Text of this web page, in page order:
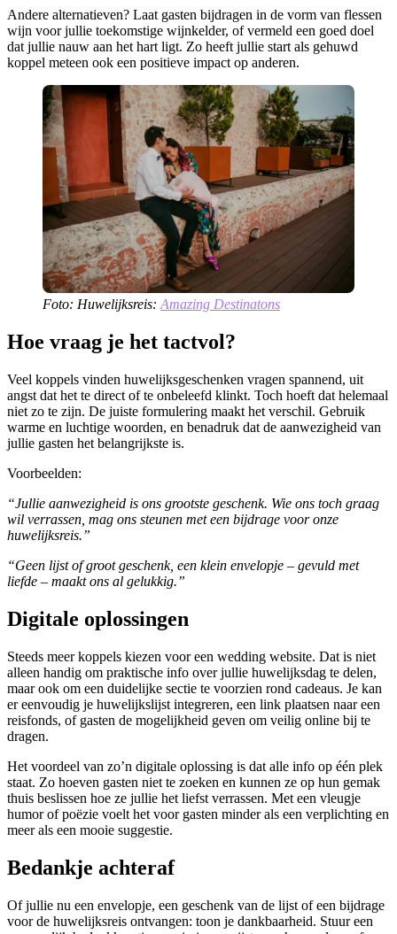
Andere alternatieven? Laat gasten bijdragen in de vorm van flessen
wijn voor jullie toekomstige wijnkelder, of vermeld een goed doel
dat jullie nauw aan het hart ligt. Zo heeft jullie start als gehuwd
koppel meteen ook een positieve impact op anderen.
Foto: Huwelijksreis: Amazing Destinatons
Hoe vraag je het tactvol?
Veel koppels vinden huwelijksgeschenken vragen spannend, uit
angst dat het te direct of te onbeleefd klinkt. Toch hoeft dat helemaal
niet zo te zijn. De juiste formulering maakt het verschil. Gebruik
warme en luchtige woorden, en benadruk dat de aanwezigheid van
jullie gasten het belangrijkste is.
Voorbeelden:
“Jullie aanwezigheid is ons grootste geschenk. Wie ons toch graag
wil verrassen, mag ons steunen met een bijdrage voor onze
huwelijksreis.”
“Geen lijst of groot geschenk, een klein envelopje – gevuld met
liefde – maakt ons al gelukkig.”
Digitale oplossingen
Steeds meer koppels kiezen voor een wedding website. Dat is niet
alleen handig om praktische info over jullie huwelijksdag te delen,
maar ook om een duidelijke sectie te voorzien rond cadeaus. Je kan
er eenvoudig je huwelijkslijst integreren, een link plaatsen naar een
reisfonds, of gasten de mogelijkheid geven om veilig online bij te
dragen.
Het voordeel van zo’n digitale oplossing is dat alle info op één plek
staat. Zo hoeven gasten niet te zoeken en kunnen ze op hun gemak
thuis beslissen hoe ze jullie het liefst verrassen. Met een vleugje
humor of poëzie voelt het voor gasten minder als een verplichting en
meer als een mooie suggestie.
Bedankje achteraf
Of jullie nu een envelopje, een geschenk van de lijst of een bijdrage
voor de huwelijksreis ontvangen: toon je dankbaarheid. Stuur een